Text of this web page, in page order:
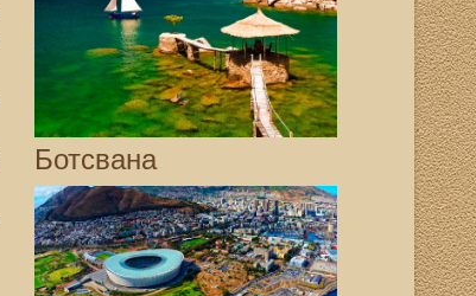
Ботсвана